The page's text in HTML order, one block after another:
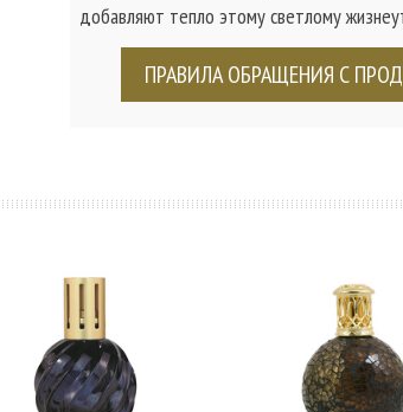
добавляют тепло этому светлому
ПРАВИЛА ОБРАЩЕНИЯ С